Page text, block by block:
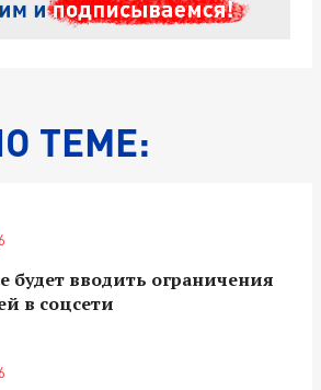
ТЕМЕ:
вводить ограничения
в соцсети